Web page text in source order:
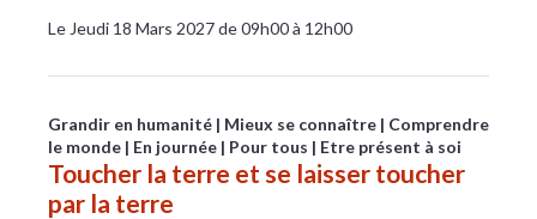
Le Jeudi 18 Mars 2027 de 09h00 à 12h00
Grandir en humanité Mieux se connaître
Comprendre
le monde
En journée Pour tous Etre présent à soi
Toucher la terre et se laisser toucher
par la terre